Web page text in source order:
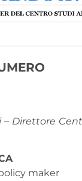
– Direttore
maker